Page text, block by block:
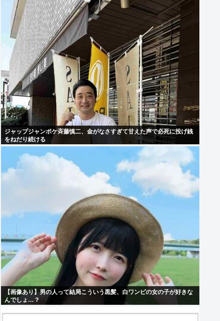
ジャップジャンポケ斉藤慎二、金がなさすぎて甘えた声で必死に投げ銭
をねだり続ける
【画像あり】男の人って結局こういう黒髪、白ワンピの女の子が好きな
んでしょ…？